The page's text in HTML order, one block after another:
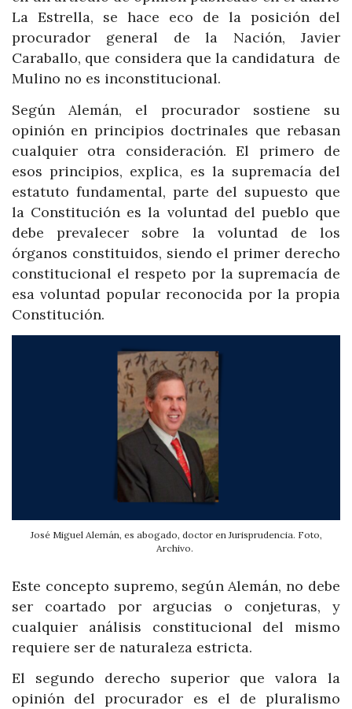
La Estrella, se hace eco de la posición del
procurador general de la Nación, Javier
Caraballo, que considera que la candidatura de
Mulino no es inconstitucional.
Según Alemán, el procurador sostiene su
opinión en principios doctrinales que rebasan
cualquier otra consideración. El primero de
esos principios, explica, es la supremacía del
estatuto fundamental, parte del supuesto que
la Constitución es la voluntad del pueblo que
debe prevalecer sobre la voluntad de los
órganos constituidos, siendo el primer derecho
constitucional el respeto por la supremacía de
esa voluntad popular reconocida por la propia
Constitución.
José Miguel Alemán, es abogado, doctor en Jurisprudencia. Foto,
Archivo.
Este concepto supremo, según Alemán, no debe
ser coartado por argucias o conjeturas, y
cualquier análisis constitucional del mismo
requiere ser de naturaleza estricta.
El segundo derecho superior que valora la
opinión del procurador es el de pluralismo